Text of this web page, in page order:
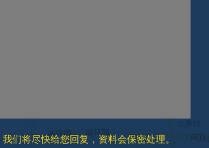
我们将尽快给您回复，资料会保密处理。